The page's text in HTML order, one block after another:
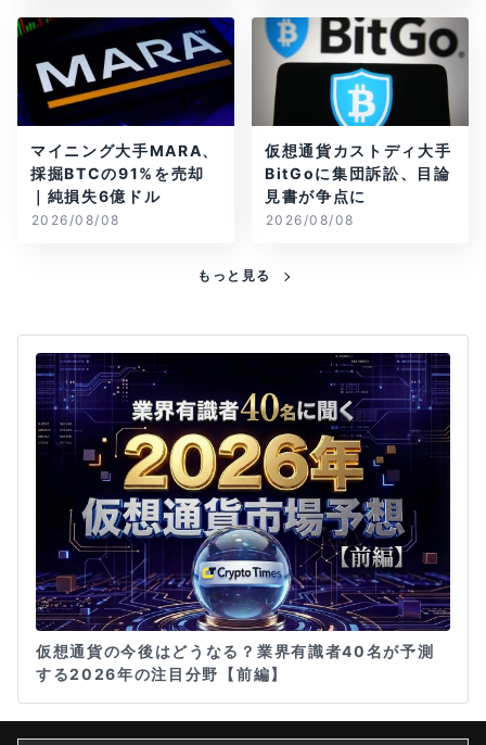
マイニング大手MARA、
採掘BTCの91%を売却
｜純損失6億ドル
2026/08/08
仮想通貨カストディ大手
BitGoに集団訴訟、目論
見書が争点に
2026/08/08
もっと見る
仮想通貨の今後はどうなる？業界有識者40名が予測
する2026年の注目分野【前編】